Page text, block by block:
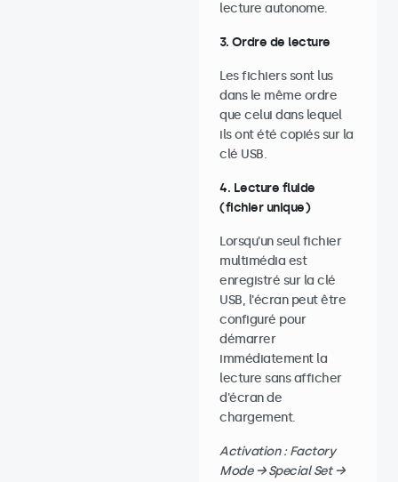
lecture autonome.
3. Ordre de lecture
Les fichiers sont lus
dans le même ordre
que celui dans lequel
ils ont été copiés sur la
clé USB.
4. Lecture fluide
(fichier unique)
Lorsqu'un seul fichier
multimédia est
enregistré sur la clé
USB, l'écran peut être
configuré pour
démarrer
immédiatement la
lecture sans afficher
d'écran de
chargement.
Activation : Factory
Mode → Special Set →